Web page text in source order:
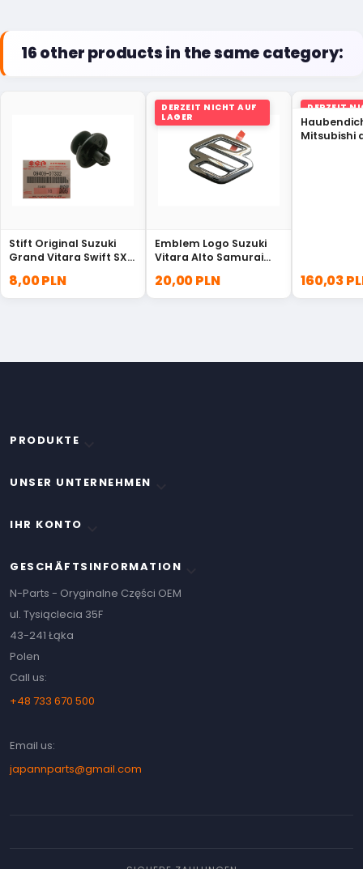
16 other products in the same category:
Stift Original Suzuki
Grand Vitara Swift SX4
8,00 PLN
DERZEIT NICHT AUF
LAGER
Emblem Logo Suzuki
Vitara Alto Samurai
20,00 PLN
DERZEIT
LAGER
Mitsubishi
160,03
PRODUKTE
UNSER UNTERNEHMEN
IHR KONTO
GESCHÄFTSINFORMATION
N-Parts - Oryginalne Części OEM
ul. Tysiąclecia 35F
43-241 Łąka
Polen
Call us:
+48 733 670 500
Email us:
japannparts@gmail.com